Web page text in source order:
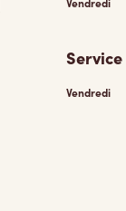
Vendredi